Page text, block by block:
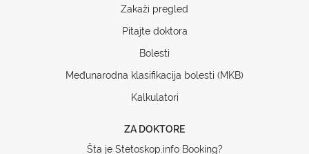
Zakaži pregled
Pitajte doktora
Bolesti
Međunarodna klasifikacija bolesti (MKB)
Kalkulatori
ZA DOKTORE
Šta je Stetoskop.info Booking?